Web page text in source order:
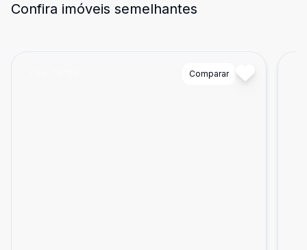
Confira imóveis semelhantes
Comparar